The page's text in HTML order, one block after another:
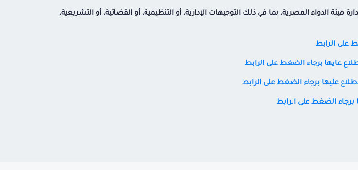
هيئة الدواء المصرية، بما في ذلك التوجيهات الإدارية، أو التنظيمية، أو القضائية، أو التشريعية،
على الرابط